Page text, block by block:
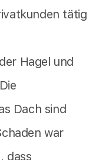
tätig
Hagel und
Dach sind
war
dass